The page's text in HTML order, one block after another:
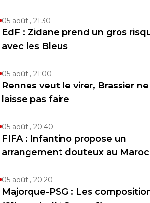
05 août , 21:30
EdF : Zidane prend un gros
avec les Bleus
05 août , 21:00
Rennes veut le virer, Brassier ne
laisse pas faire
05 août , 20:40
FIFA : Infantino propose un
arrangement douteux au Maroc
05 août , 20:20
Majorque-PSG : Les